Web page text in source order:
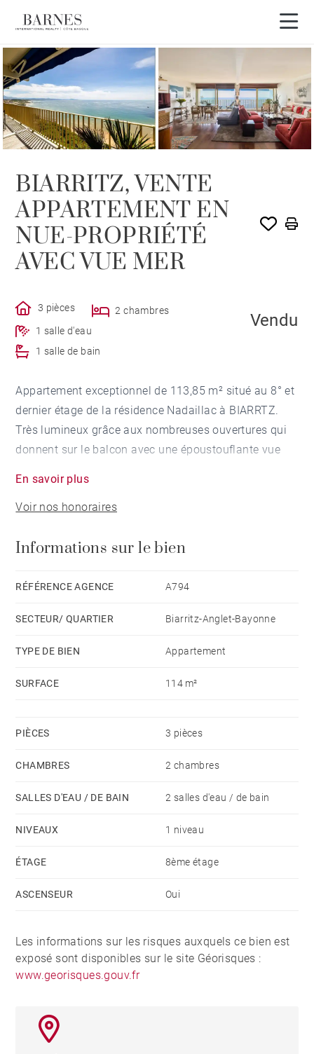
VENDU PAR BARNES
BIARRITZ, VENTE
APPARTEMENT EN
NUE-PROPRIÉTÉ
AVEC VUE MER
3 pièces
2 chambres
1 salle d'eau
1 salle de bain
Vendu
Appartement exceptionnel de 113,85 m² situé au 8° et
dernier étage de la résidence Nadaillac à BIARRTZ.
Très lumineux grâce aux nombreuses ouvertures qui
donnent sur le balcon avec une époustouflante vue
L'appartement se compose d'une entrée donnant sur
un grand salon de 50 m² avec cheminée, d'une cuisine
une avec dressing et de deux salles de bains.
décoration "bord de mer".
ce bien d'exception.
Charges de 550 € par mois. Chauffage et eau inclus.
Vente de la nue-propriété, le vendeur de 80 ans
En savoir plus
Voir nos honoraires
Informations sur le bien
RÉFÉRENCE AGENCE A794
SECTEUR/ QUARTIER Biarritz-Anglet-Bayonne
TYPE DE BIEN Appartement
SURFACE 114 m²
PIÈCES 3 pièces
CHAMBRES 2 chambres
SALLES D'EAU / DE BAIN 2 salles d'eau / de bain
NIVEAUX 1 niveau
ÉTAGE 8ème étage
ASCENSEUR Oui
Les informations sur les risques auxquels ce bien est
exposé sont disponibles sur le site Géorisques :
www.georisques.gouv.fr